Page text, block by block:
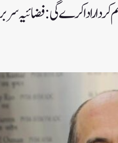
ادا کرے گی:فضائیہ